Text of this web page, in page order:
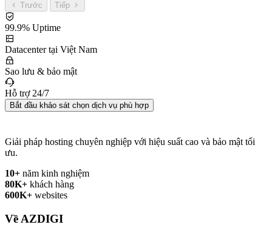
Trước Tiếp
99.9% Uptime
Datacenter tại Việt Nam
Sao lưu & bảo mật
Hỗ trợ 24/7
Bắt đầu khảo sát chọn dịch vụ phù hợp
Giải pháp hosting chuyên nghiệp với hiệu suất cao và bảo mật tối
ưu.
10+ năm kinh nghiệm
80K+ khách hàng
600K+ websites
Về AZDIGI